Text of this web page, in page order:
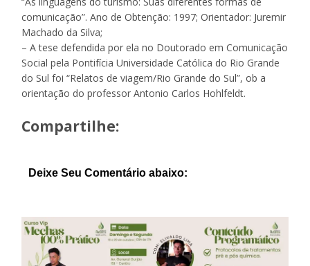
comunicação”. Ano de Obtenção: 1997; Orientador: Juremir
Machado da Silva;
– A tese defendida por ela no Doutorado em Comunicação
Social pela Pontifícia Universidade Católica do Rio Grande
do Sul foi “Relatos de viagem/Rio Grande do Sul”, ob a
orientação do professor Antonio Carlos Hohlfeldt.
Compartilhe:
Deixe Seu Comentário abaixo: